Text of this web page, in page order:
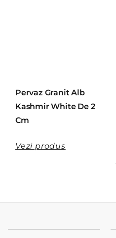
Pervaz Granit Alb
Kashmir White De 2
Cm
Vezi produs